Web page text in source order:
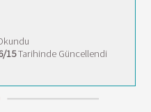
15Tarihinde Güncellendi